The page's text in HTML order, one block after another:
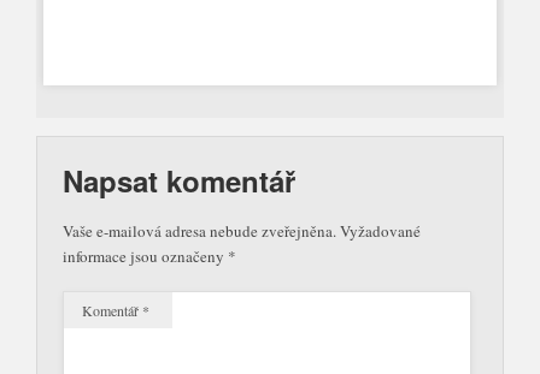
Napsat komentář
Vaše e-mailová adresa nebude zveřejněna.Vyžadované
informace jsou označeny *
Komentář *